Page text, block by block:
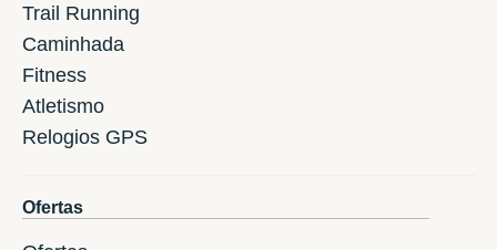
Trail Running
Caminhada
Fitness
Atletismo
Relogios GPS
Ofertas